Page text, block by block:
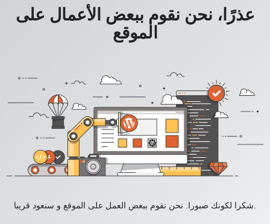
عذرًا، نحن نقوم ببعض الأعمال على
الموقع
شكرا لكونك صبورا. نحن نقوم ببعض العمل على الموقع و سنعود قريبا.